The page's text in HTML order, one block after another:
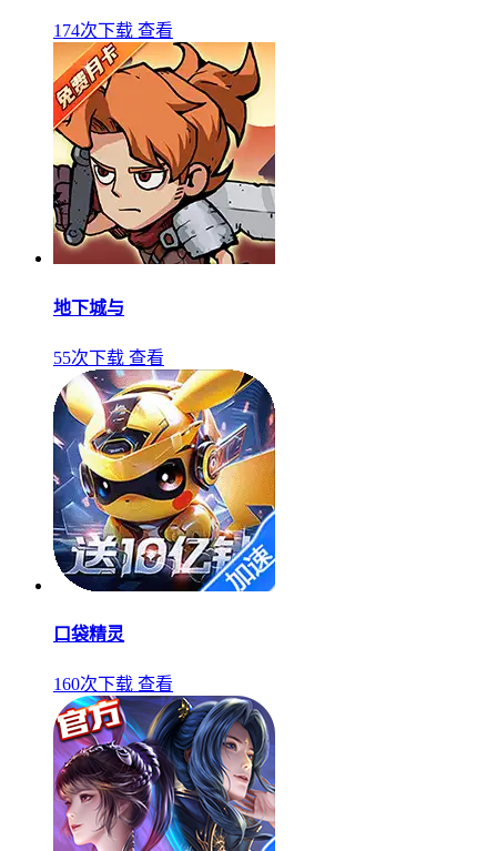
174次下载 查看
地下城与
55次下载 查看
口袋精灵
160次下载 查看